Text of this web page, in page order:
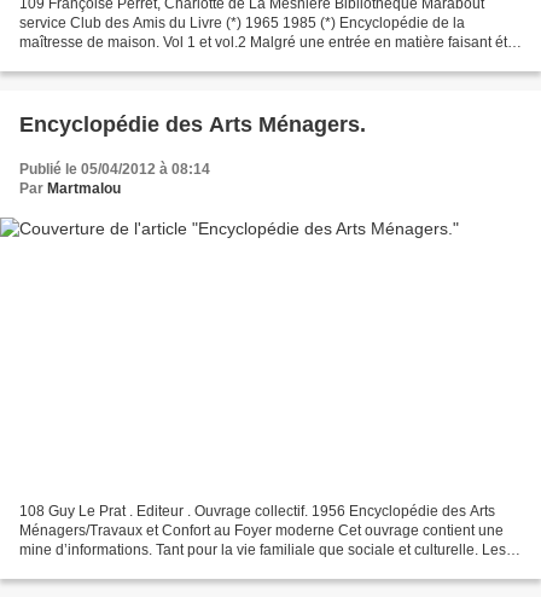
service Club des Amis du Livre (*) 1965 1985 (*) Encyclopédie de la
maîtresse de maison. Vol 1 et vol.2 Malgré une entrée en matière faisant état
Encyclopédie des Arts Ménagers.
Publié le 05/04/2012 à 08:14
Par Martmalou
108 Guy Le Prat . Editeur . Ouvrage collectif. 1956 Encyclopédie des Arts
Ménagers/Travaux et Confort au Foyer moderne Cet ouvrage contient une
mine d’informations. Tant pour la vie familiale que sociale et culturelle. Les